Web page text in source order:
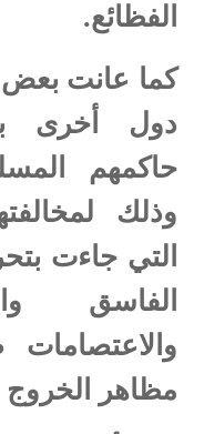
الفظائع.
كما عانت بعض
دول أخرى
حاكمهم
وذلك
التي جاءت
الفاسق
مظاهر